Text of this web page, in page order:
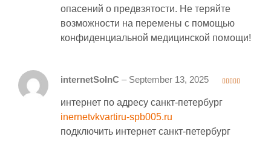
опасений о предвзятости. Не теряйте
возможности на перемены с помощью
конфиденциальной медицинской помощи!
internetSoInC – September 13, 2025
интернет по адресу санкт-петербург
inernetvkvartiru-spb005.ru
подключить интернет санкт-петербург